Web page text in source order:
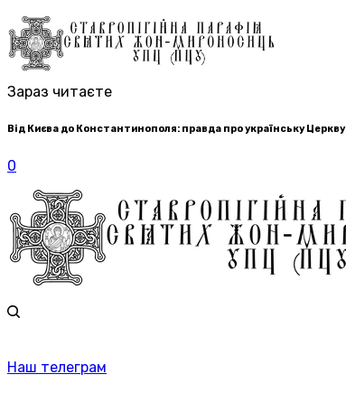
Зараз читаєте
Від Києва до Константинополя: правда про українську Церкву
0
Наш телеграм